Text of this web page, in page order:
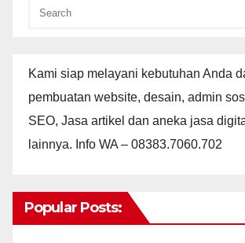
Kami siap melayani kebutuhan Anda
pembuatan website, desain, admin
SEO, Jasa artikel dan aneka jasa
lainnya. Info WA – 08383.7060.702
Popular Posts: